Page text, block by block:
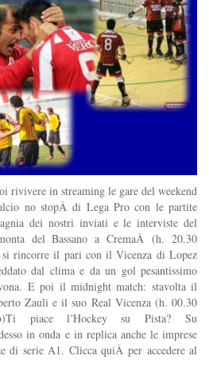
rivivere in streaming le gare del weekend
no stopÂ di Lega Pro con le partite
dei nostri inviati e le interviste del
del Bassano a CremaÂ (h. 20.30
si rincorre il pari con il Vicenza di Lopez
dal clima e da un gol pesantissimo
E poi il midnight match: stavolta il
Zauli e il suo Real Vicenza (h. 00.30
piace l'Hockey su Pista? Su
in onda e in replica anche le imprese
di serie A1. Clicca quiÂ per accedere al